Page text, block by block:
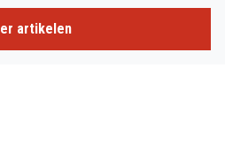
artikelen